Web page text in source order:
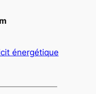
énergétique